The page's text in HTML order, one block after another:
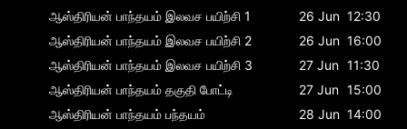
ஆஸ்திரியன் பாந்தயம் இலவச பயிற்சி 1 26 Jun 12:30
ஆஸ்திரியன் பாந்தயம் இலவச பயிற்சி 2 26 Jun 16:00
ஆஸ்திரியன் பாந்தயம் இலவச பயிற்சி 3 27 Jun 11:30
ஆஸ்திரியன் பாந்தயம் தகுதி போட்டி 27 Jun 15:00
ஆஸ்திரியன் பாந்தயம் பந்தயம் 28 Jun 14:00